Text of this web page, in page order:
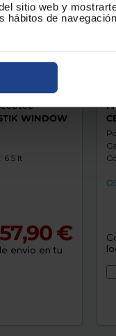
sitio web y
hábitos de
WINDOW
6.5 lt
57,90 €
envío en tu